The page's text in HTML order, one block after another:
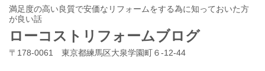
満足度の高い良質で安価なリフォームをする為に知っておいた方
が良い話
ローコストリフォームブログ
〒178-0061 東京都練馬区大泉学園町６-12-44